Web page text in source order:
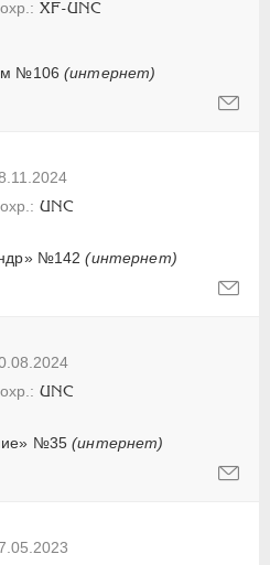
№106(интернет)
XF-UNC
№142(интернет)
UNC
№35(интернет)
UNC